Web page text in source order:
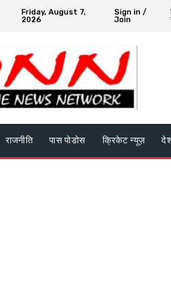
Friday, August 7,
2026
Sign in /
Join
राजनीति पास पोडोस क्रिकेट न्यूज़